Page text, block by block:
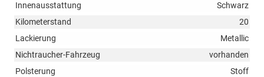
Innenausstattung
Schwarz
Kilometerstand
20
Lackierung
Metallic
Nichtraucher-Fahrzeug
vorhanden
Polsterung
Stoff